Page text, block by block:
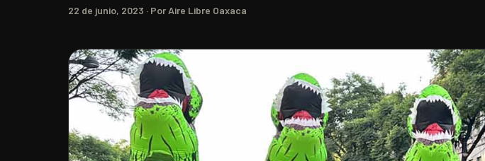
22 de junio, 2023 · Por Aire Libre Oaxaca